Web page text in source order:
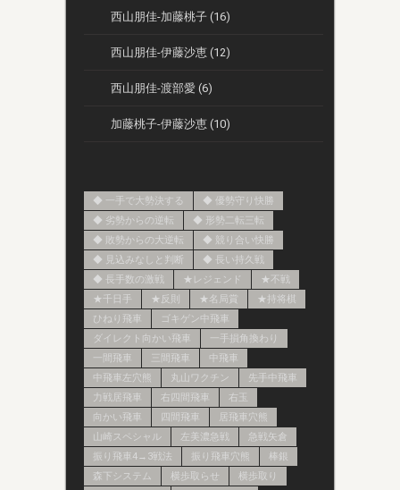
西山朋佳-加藤桃子 (16)
西山朋佳-伊藤沙恵 (12)
西山朋佳-渡部愛 (6)
加藤桃子-伊藤沙恵 (10)
◆ 一手で大勢決する
◆ 優勢守り快勝
◆ 劣勢からの逆転
◆ 形勢二転三転
◆ 敗勢からの大逆転
◆ 競り合い快勝
◆ 見込みなしと判断
◆ 長い持久戦
◆ 長手数の激戦
★レジェンド
★不戦
★千日手
★反則 ★名局賞
★持将棋
ひねり飛車
ゴキゲン中飛車
ダイレクト向かい飛車
一手損角換わり
一間飛車
三間飛車
中飛車
中飛車左穴熊
丸山ワクチン
先手中飛車
力戦居飛車
右四間飛車
右玉
向かい飛車
四間飛車
居飛車穴熊
山崎スペシャル
左美濃急戦
急戦矢倉
振り飛車4→3戦法
振り飛車穴熊
棒銀
森下システム
横歩取らせ
横歩取り